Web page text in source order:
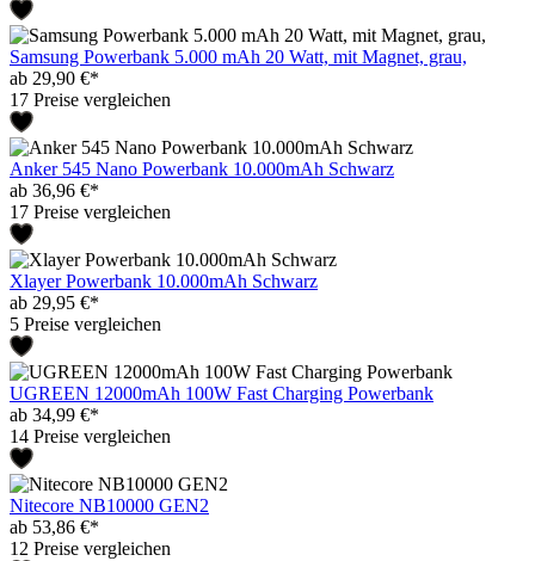
Samsung Powerbank 5.000 mAh 20 Watt, mit Magnet, grau,
ab 29,90 €*
17 Preise vergleichen
Anker 545 Nano Powerbank 10.000mAh Schwarz
ab 36,96 €*
17 Preise vergleichen
Xlayer Powerbank 10.000mAh Schwarz
ab 29,95 €*
5 Preise vergleichen
UGREEN 12000mAh 100W Fast Charging Powerbank
ab 34,99 €*
14 Preise vergleichen
Nitecore NB10000 GEN2
ab 53,86 €*
12 Preise vergleichen